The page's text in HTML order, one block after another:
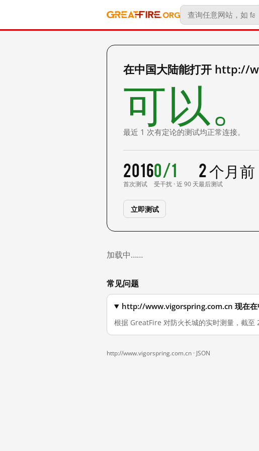
在中国大陆能打开 http://
可以。
最近 1 次有定论的测试均正常连接。
2016
首次测试
0/1
受干扰 · 近 90 天
2 个月前
最后测试
立即测试
加载中……
常见问题
http://www.vigorspring.com.cn 现在在
根据 GreatFire 对防火长城的实时测量，截
http://www.vigorspring.com.cn · JSON